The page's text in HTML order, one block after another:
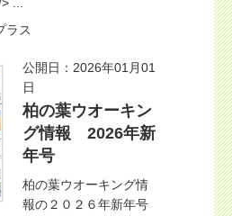
ラス
公開日：2026年01月01
日
柏の葉ウオーキン
グ情報 2026年新
年号
柏の葉ウオーキング情
報の２０２６年新年号